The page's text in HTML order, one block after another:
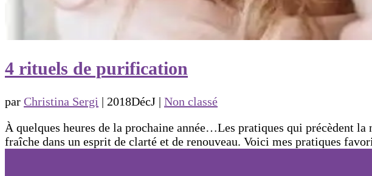
4 rituels de purification
par Christina Sergi | 2018DécJ | Non classé
À quelques heures de la prochaine année…Les pratiques qui précèdent
fraîche dans un esprit de clarté et de renouveau. Voici mes pratiques